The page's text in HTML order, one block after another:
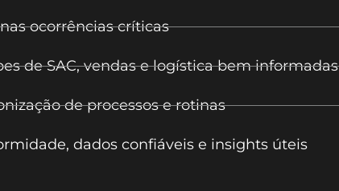
ocorrências críticas
de SAC, vendas e logística bem informadas
de processos e rotinas
dados confiáveis e insights úteis